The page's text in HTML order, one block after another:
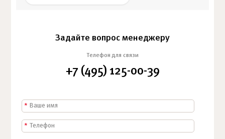
Задайте вопрос менеджеру
Телефон для связи
+7 (495) 125-00-39
*
*